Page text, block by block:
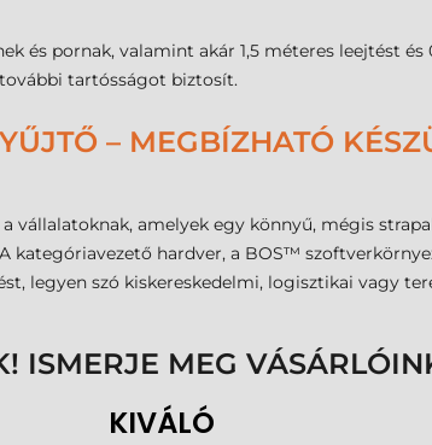
és pornak, valamint akár 1,5 méteres leejtést
tartósságot biztosít.
– MEGBÍZHATÓ
vállalatoknak, amelyek egy könnyű, mégis
kategóriavezető hardver, a BOS™
legyen szó kiskereskedelmi, logisztikai vagy
ISMERJE MEG
KIVÁLÓ